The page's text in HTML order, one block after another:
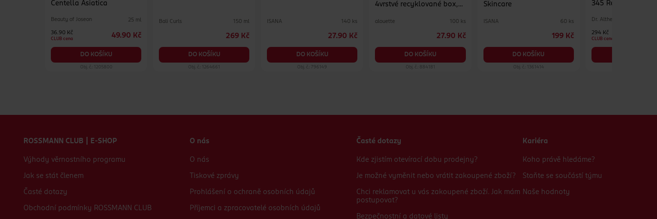
Centella Asiatica
Beauty of Joseon 25 ml
36.90 Kč
CLUB cena 49.90 Kč
DO KOŠÍKU
Obj. č.: 1205800
Bali Curls 150 ml
269 Kč
DO KOŠÍKU
Obj. č.: 1264661
ISANA 140 ks
27.90 Kč
DO KOŠÍKU
Obj. č.: 796149
4vrstvé recyklované box,
alouette 100 ks
27.90 Kč
DO KOŠÍKU
Obj. č.: 884181
Skincare
ISANA 60 ks
199 Kč
DO KOŠÍKU
Obj. č.: 1361414
345 Relief Cream
Dr. Althea
294 Kč
CLUB cena
ROSSMANN CLUB | E-SHOP
Výhody věrnostního programu
Jak se stát členem
Časté dotazy
Obchodní podmínky ROSSMANN CLUB
O nás
O nás
Tiskové zprávy
Prohlášení o ochraně osobních údajů
Příjemci a zpracovatelé osobních údajů
Časté dotazy
Kde zjistím otevírací dobu prodejny?
Je možné vyměnit nebo vrátit zakoupené zboží?
Chci reklamovat u vás zakoupené zboží. Jak mám
postupovat?
Bezpečnostní a datové listy
Kariéra
Koho právě hledáme?
Staňte se součástí týmu
Naše hodnoty